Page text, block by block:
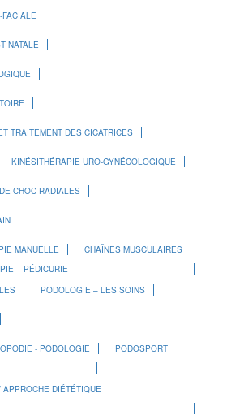
NATALE
TRAITEMENT DES CICATRICES
KINÉSITHÉRAPIE URO-GYNÉCOLOGIQUE
CHOC RADIALES
MANUELLE
CHAÎNES MUSCULAIRES
– PÉDICURIE
PODOLOGIE – LES SOINS
- PODOLOGIE
PODOSPORT
DIÉTÉTIQUE